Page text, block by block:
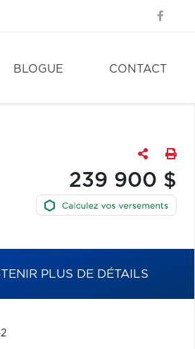
BLOGUE CONTACT
239 900 $
PLUS DE DÉTAILS